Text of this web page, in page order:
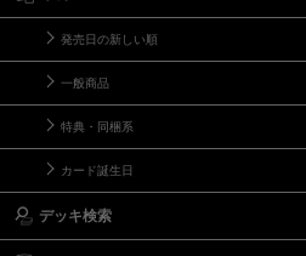
発売日の新しい順
一般商品
特典・同梱系
カード誕生日
デッキ検索